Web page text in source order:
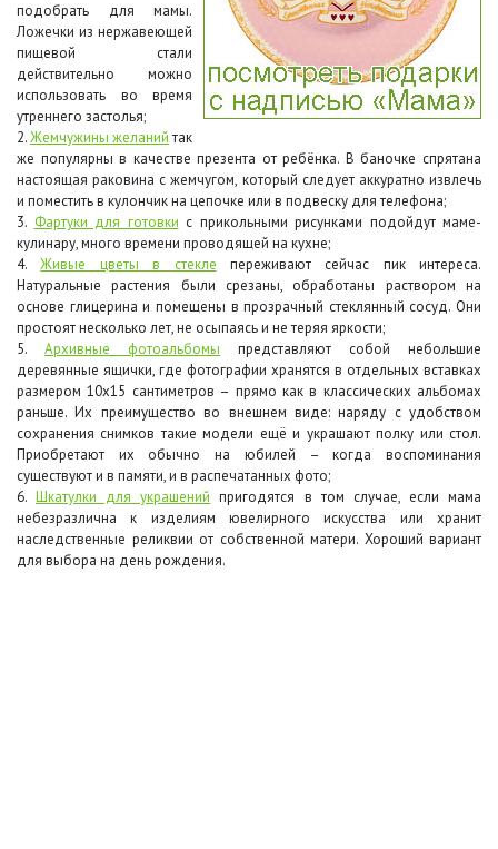
подобрать для мамы.
Ложечки из нержавеющей
пищевой стали
действительно можно
использовать во время
утреннего застолья;
2.Жемчужины желанийтак
же популярны в качестве презента от ребёнка. В баночке спрятана
настоящая раковина с жемчугом, который следует аккуратно извлечь
и поместить в кулончик на цепочке или в подвеску для телефона;
3. Фартуки для готовки с прикольными рисунками подойдут маме-
кулинару, много времени проводящей на кухне;
4.Живые цветы в стекле переживают сейчас пик интереса.
Натуральные растения были срезаны, обработаны раствором на
основе глицерина и помещены в прозрачный стеклянный сосуд. Они
простоят несколько лет, не осыпаясь и не теряя яркости;
5. Архивные фотоальбомы представляют собой небольшие
деревянные ящички, где фотографии хранятся в отдельных вставках
размером 10х15 сантиметров – прямо как в классических альбомах
раньше. Их преимущество во внешнем виде: наряду с удобством
сохранения снимков такие модели ещё и украшают полку или стол.
Приобретают их обычно на юбилей – когда воспоминания
существуют и в памяти, и в распечатанных фото;
6.Шкатулки для украшений пригодятся в том случае, если мама
небезразлична к изделиям ювелирного искусства или хранит
наследственные реликвии от собственной матери. Хороший вариант
для выбора на день рождения.